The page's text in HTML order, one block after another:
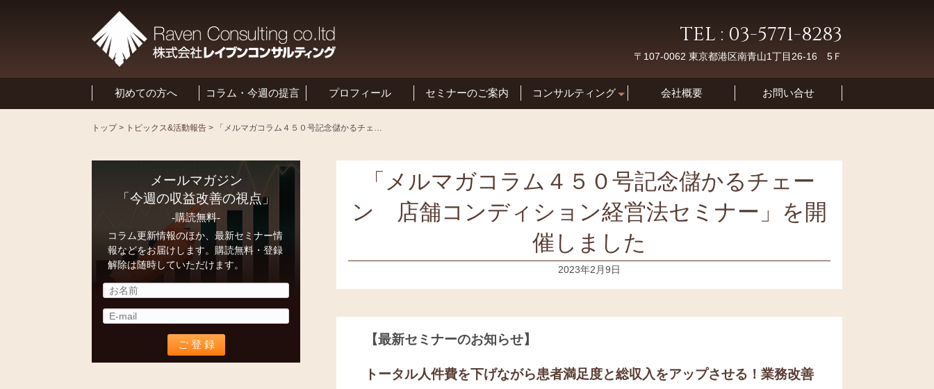
TEL : 03-5771-8283
〒107-0062 東京都港区南青山1丁目26-16 5Ｆ
初めての方へ コラム・今週の提言 プロフィール セミナーのご案内
コンサルティング
基本方針と特長
会社概要 お問い合せ
トップ> トピックス&活動報告 > 「メルマガコラム４５０号記念儲かるチェーン 店舗コンディション経営法セミナー」を開催しました
「メルマガコラム４５０号記念儲かるチェー
ン 店舗コンディション経営法セミナー」を開
催しました
2023年2月9日
【最新セミナーのお知らせ】
トータル人件費を下げながら患者満足度と総収入をアップさせる！ 業務改善
メールマガジン
「今週の収益改善の視点」
-購読無料-
コラム更新情報のほか、最新セミナー情
報などをお届けします。購読無料・登録
解除は随時していただけます。